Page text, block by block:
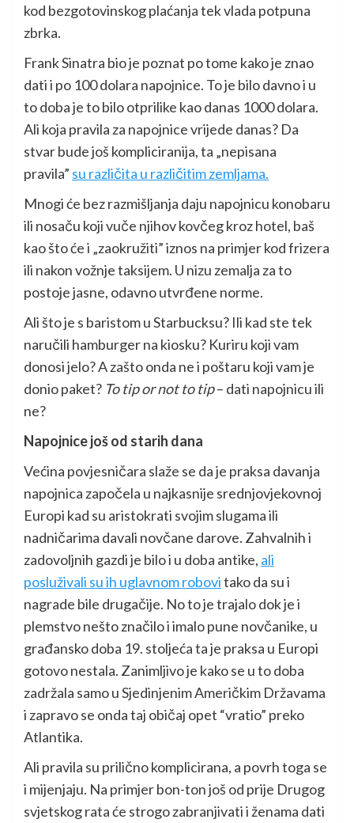
kod bezgotovinskog plaćanja tek vlada potpuna
zbrka.
Frank Sinatra bio je poznat po tome kako je znao
dati i po 100 dolara napojnice. To je bilo davno i u
to doba je to bilo otprilike kao danas 1000 dolara.
Ali koja pravila za napojnice vrijede danas? Da
stvar bude još kompliciranija, ta „nepisana
pravila” su različita u različitim zemljama.
Mnogi će bez razmišljanja daju napojnicu konobaru
ili nosaču koji vuče njihov kovčeg kroz hotel, baš
kao što će i „zaokružiti” iznos na primjer kod frizera
ili nakon vožnje taksijem. U nizu zemalja za to
postoje jasne, odavno utvrđene norme.
Ali što je s baristom u Starbucksu? Ili kad ste tek
naručili hamburger na kiosku? Kuriru koji vam
donosi jelo? A zašto onda ne i poštaru koji vam je
donio paket? To tip or not to tip– dati napojnicu ili
ne?
Napojnice još od starih dana
Većina povjesničara slaže se da je praksa davanja
napojnica započela u najkasnije srednjovjekovnoj
Europi kad su aristokrati svojim slugama ili
nadničarima davali novčane darove. Zahvalnih i
zadovoljnih gazdi je bilo i u doba antike, ali
posluživali su ih uglavnom robovitako da su i
nagrade bile drugačije. No to je trajalo dok je i
plemstvo nešto značilo i imalo pune novčanike, u
građansko doba 19. stoljeća ta je praksa u Europi
gotovo nestala. Zanimljivo je kako se u to doba
zadržala samo u Sjedinjenim Američkim Državama
i zapravo se onda taj običaj opet “vratio” preko
Atlantika.
Ali pravila su prilično komplicirana, a povrh toga se
i mijenjaju. Na primjer bon-ton još od prije Drugog
svjetskog rata će strogo zabranjivati i ženama dati